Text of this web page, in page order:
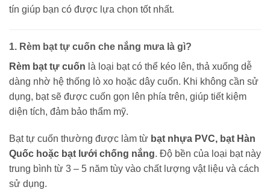
tín giúp bạn có được lựa chọn tốt nhất.
1. Rèm bạt tự cuốn che nắng mưa là gì?
Rèm bạt tự cuốn là loại bạt có thể kéo lên, thả xuống dễ
dàng nhờ hệ thống lò xo hoặc dây cuốn. Khi không cần sử
dụng, bạt sẽ được cuốn gọn lên phía trên, giúp tiết kiệm
diện tích, đảm bảo thẩm mỹ.
Bạt tự cuốn thường được làm từ bạt nhựa PVC, bạt Hàn
Quốc hoặc bạt lưới chống nắng. Độ bền của loại bạt này
trung bình từ 3 – 5 năm tùy vào chất lượng vật liệu và cách
sử dụng.